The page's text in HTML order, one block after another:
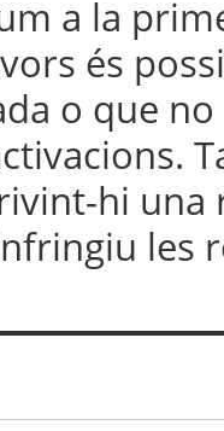
a la
és
o que
hi una
les